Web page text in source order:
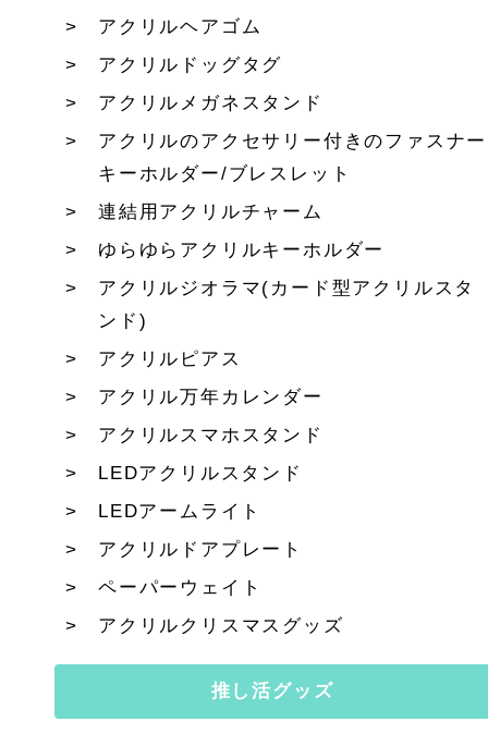
アクリルヘアゴム
アクリルドッグタグ
アクリルメガネスタンド
アクリルのアクセサリー付きのファスナー
キーホルダー/ブレスレット
連結用アクリルチャーム
ゆらゆらアクリルキーホルダー
アクリルジオラマ(カード型アクリルスタ
ンド)
アクリルピアス
アクリル万年カレンダー
アクリルスマホスタンド
LEDアクリルスタンド
LEDアームライト
アクリルドアプレート
ペーパーウェイト
アクリルクリスマスグッズ
推し活グッズ